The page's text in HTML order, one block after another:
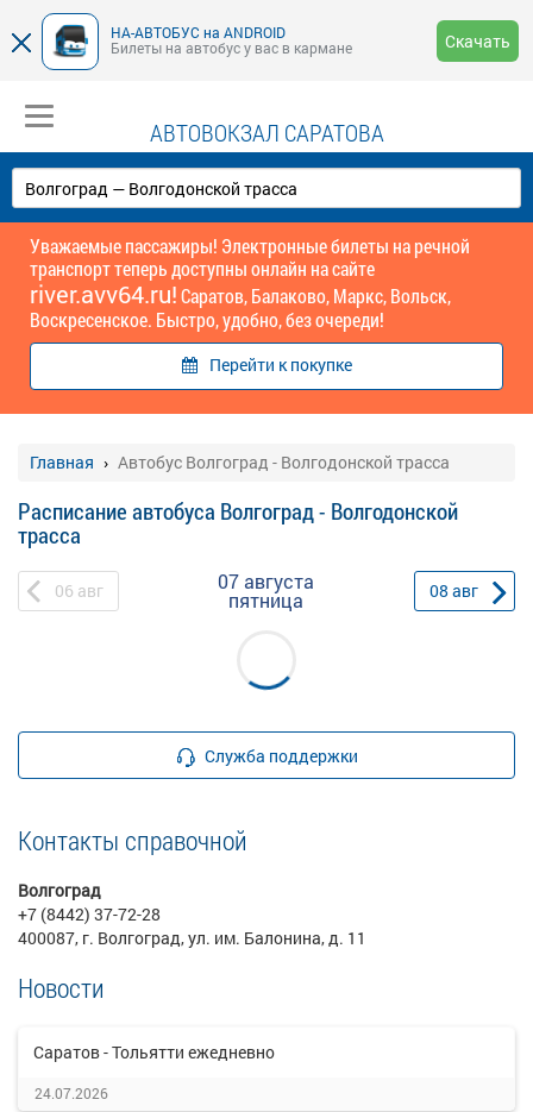
НА-АВТОБУС на ANDROID
Билеты на автобус у вас в кармане
Скачать
АВТОВОКЗАЛ САРАТОВА
Уважаемые пассажиры! Электронные билеты на речной
транспорт теперь доступны онлайн на сайте
river.avv64.ru!Саратов, Балаково, Маркс, Вольск,
Воскресенское. Быстро, удобно, без очереди!
Перейти к покупке
Главная Автобус Волгоград - Волгодонской трасса
Расписание автобуса Волгоград - Волгодонской
трасса
06 авг 07 августа
пятница 08 авг
Служба поддержки
Контакты справочной
Волгоград
+7 (8442) 37-72-28
400087, г. Волгоград, ул. им. Балонина, д. 11
Новости
Саратов - Тольятти ежедневно
24.07.2026